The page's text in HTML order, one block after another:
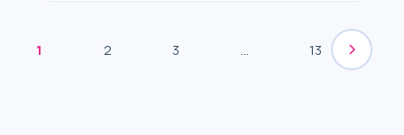
1 2 3 ... 13